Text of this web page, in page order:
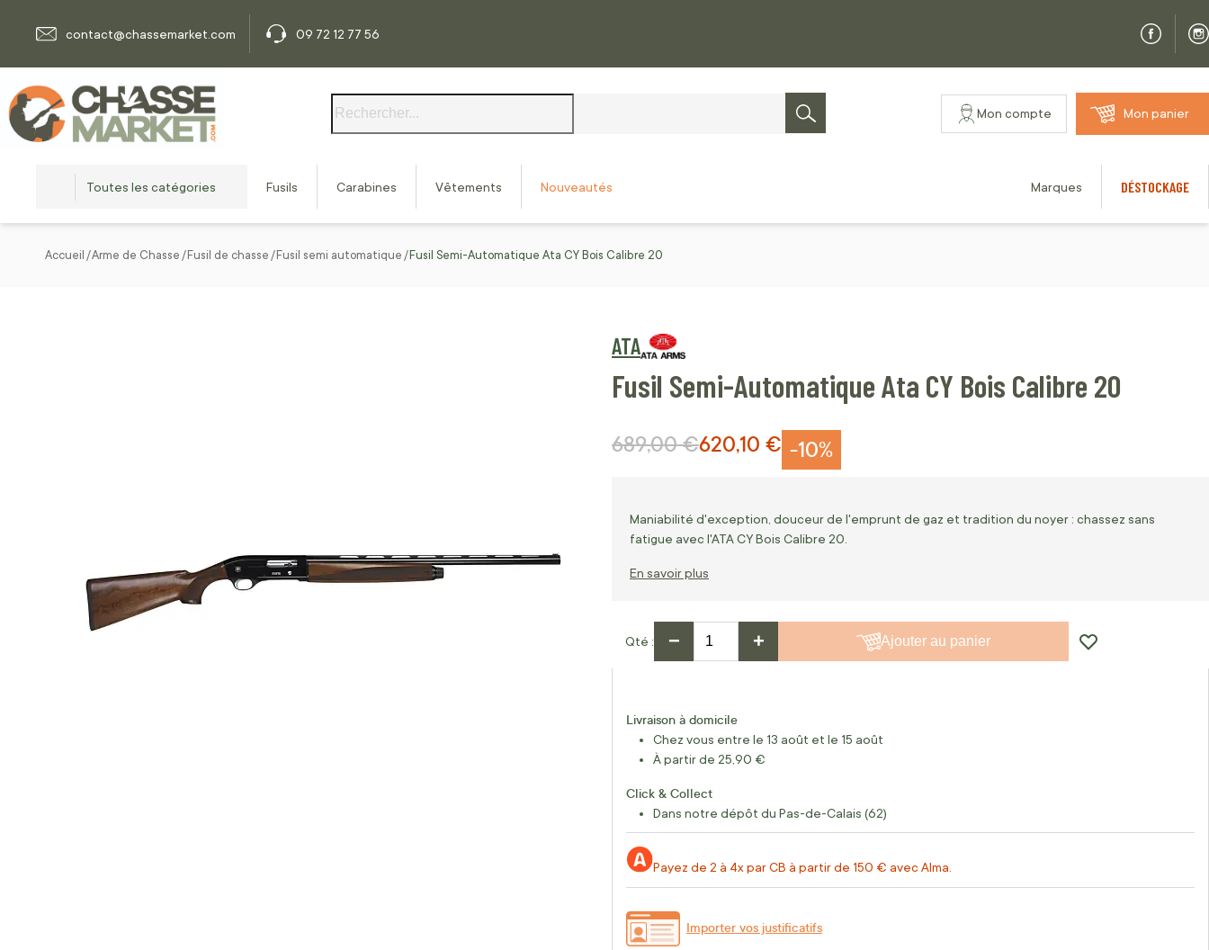
contact@chassemarket.com
09 72 12 77 56
Rechercher
Mon compte Mon panier
Toutes les catégories Fusils Carabines Vêtements Nouveautés Marques DÉSTOCKAGE
Accueil Arme de Chasse Fusil de chasse Fusil semi automatique Fusil Semi-Automatique Ata CY Bois Calibre 20
ATA
Fusil Semi-Automatique Ata CY Bois Calibre 20
-10%
Prix Spécial
620,10 €
Prix normal
689,00 €
Maniabilité d'exception, douceur de l'emprunt de gaz et tradition du noyer : chassez sans
fatigue avec l'ATA CY Bois Calibre 20.
En savoir plus
Qté − + Ajouter au panier
Livraison à domicile
Chez vous entre le 13 août et le 15 août
À partir de 25,90 €
Click & Collect
Dans notre dépôt du Pas-de-Calais (62)
Payez de 2 à 4x par CB à partir de 150 € avec Alma.
Importer vos justificatifs